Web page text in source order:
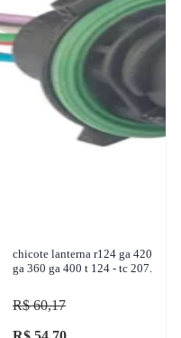
chicote lanterna r124 ga 420
ga 360 ga 400 t 124 - tc 207.
R$ 60,17